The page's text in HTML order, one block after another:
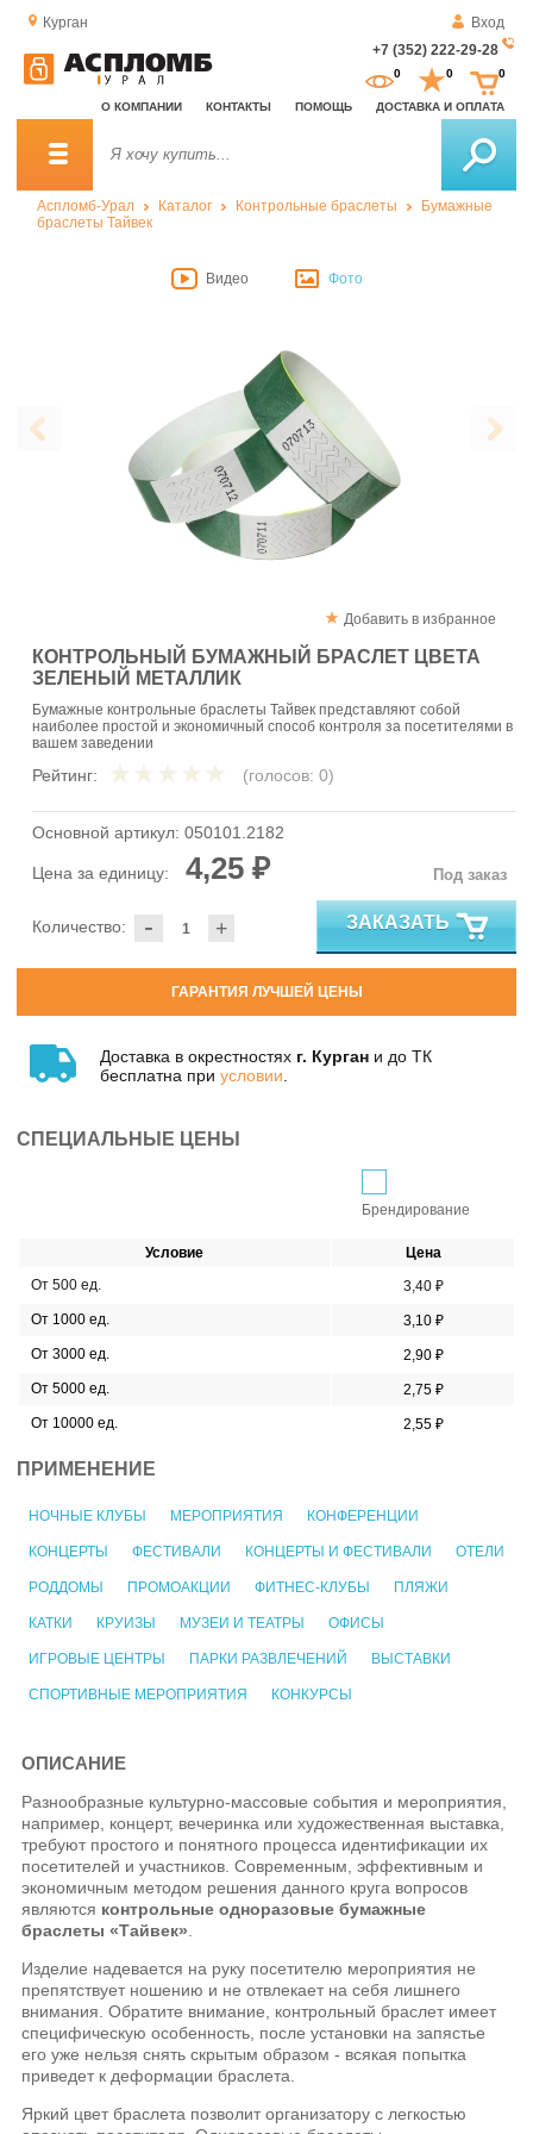
Курган
Вход
+7 (352) 222-29-28
О КОМПАНИИ КОНТАКТЫ ПОМОЩЬ ДОСТАВКА И ОПЛАТА
0 0 0
Аспломб-Урал Каталог Контрольные браслеты
Бумажные
браслеты Тайвек
Добавить в избранное
КОНТРОЛЬНЫЙ БУМАЖНЫЙ БРАСЛЕТ ЦВЕТА
ЗЕЛЕНЫЙ МЕТАЛЛИК
Бумажные контрольные браслеты Тайвек представляют собой
наиболее простой и экономичный способ контроля за посетителями в
вашем заведении
Рейтинг: (голосов: 0)
Основной артикул: 050101.2182
Цена за единицу: 4,25 ₽
- +
Количество:
Под заказ
ЗАКАЗАТЬ
ГАРАНТИЯ ЛУЧШЕЙ ЦЕНЫ
Доставка в окрестностях г. Курган и до ТК
бесплатна при условии
СПЕЦИАЛЬНЫЕ ЦЕНЫ
Брендирование
Условие
Цена
От 500 ед.
3,40 ₽
От 1000 ед.
3,10 ₽
От 3000 ед.
2,90 ₽
От 5000 ед.
2,75 ₽
От 10000 ед.
2,55 ₽
ПРИМЕНЕНИЕ
НОЧНЫЕ КЛУБЫ МЕРОПРИЯТИЯ КОНФЕРЕНЦИИ
КОНЦЕРТЫ ФЕСТИВАЛИ КОНЦЕРТЫ И ФЕСТИВАЛИ ОТЕЛИ
РОДДОМЫ ПРОМОАКЦИИ ФИТНЕС-КЛУБЫ ПЛЯЖИ
КАТКИ КРУИЗЫ МУЗЕИ И ТЕАТРЫ ОФИСЫ
ИГРОВЫЕ ЦЕНТРЫ ПАРКИ РАЗВЛЕЧЕНИЙ ВЫСТАВКИ
СПОРТИВНЫЕ МЕРОПРИЯТИЯ КОНКУРСЫ
Видео Фото
ОПИСАНИЕ
Разнообразные культурно-массовые события и мероприятия,
например, концерт, вечеринка или художественная выставка,
требуют простого и понятного процесса идентификации их
посетителей и участников. Современным, эффективным и
экономичным методом решения данного круга вопросов
являются контрольные одноразовые бумажные
браслеты «Тайвек».
Изделие надевается на руку посетителю мероприятия не
препятствует ношению и не отвлекает на себя лишнего
внимания. Обратите внимание, контрольный браслет имеет
специфическую особенность, после установки на запястье
его уже нельзя снять скрытым образом - всякая попытка
приведет к деформации браслета.
Яркий цвет браслета позволит организатору с легкостью